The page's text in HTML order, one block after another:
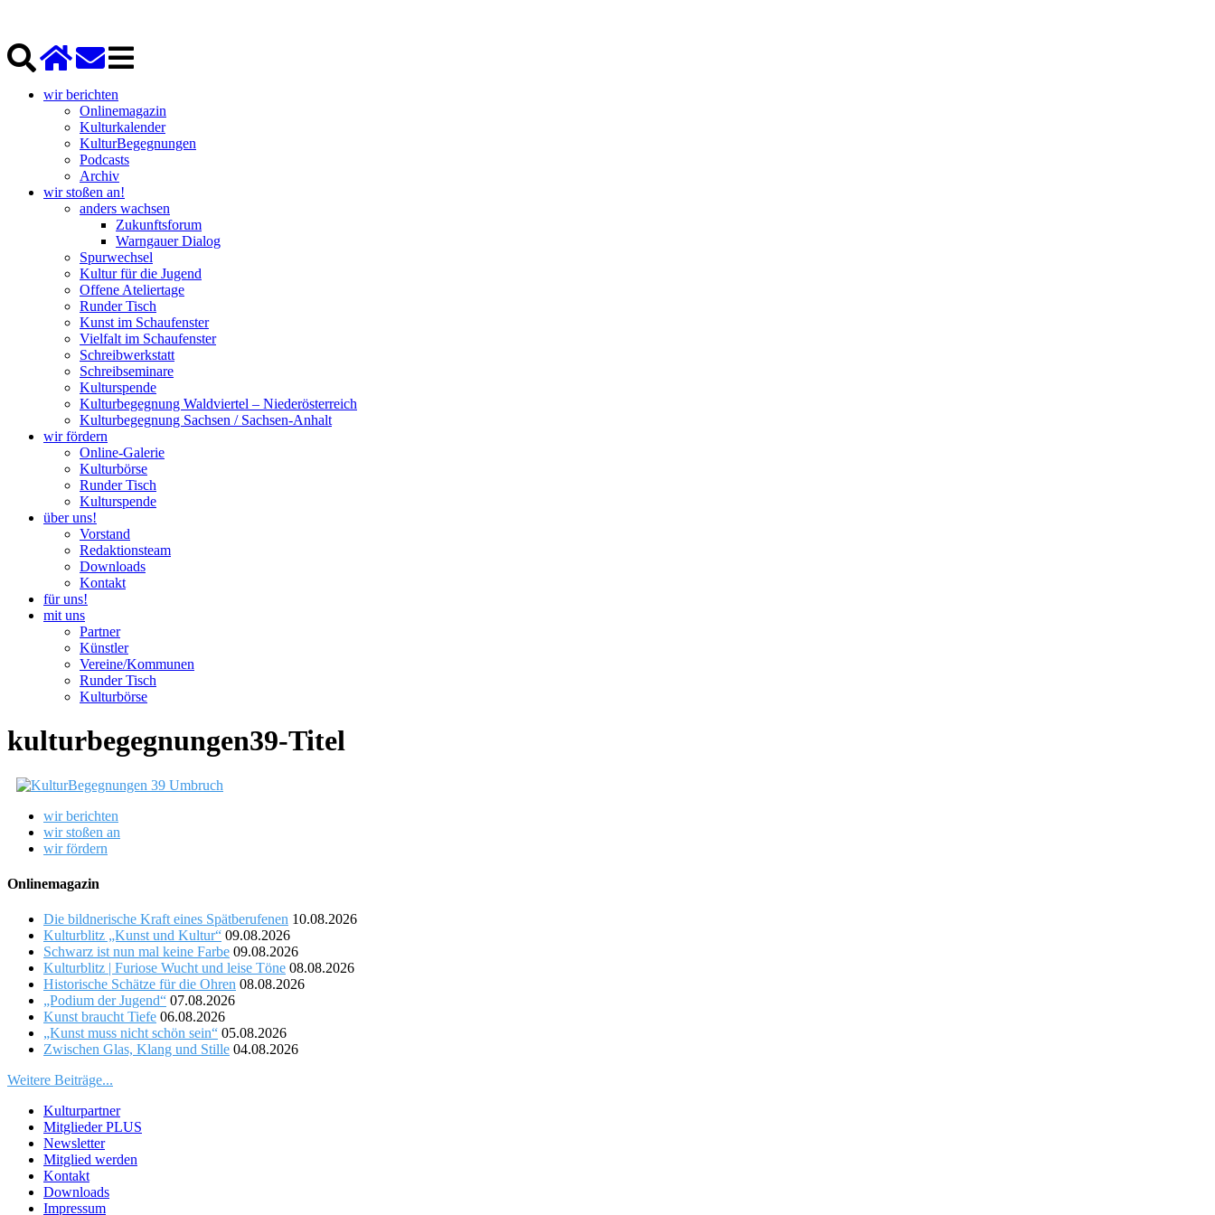
wir berichten
Onlinemagazin
Kulturkalender
KulturBegegnungen
Podcasts
Archiv
wir stoßen an!
anders wachsen
Zukunftsforum
Warngauer Dialog
Spurwechsel
Kultur für die Jugend
Offene Ateliertage
Runder Tisch
Kunst im Schaufenster
Vielfalt im Schaufenster
Schreibwerkstatt
Schreibseminare
Kulturspende
Kulturbegegnung Waldviertel – Niederösterreich
Kulturbegegnung Sachsen / Sachsen-Anhalt
wir fördern
Online-Galerie
Kulturbörse
Runder Tisch
Kulturspende
über uns!
Vorstand
Redaktionsteam
Downloads
Kontakt
für uns!
mit uns
Partner
Künstler
Vereine/Kommunen
Runder Tisch
Kulturbörse
kulturbegegnungen39-Titel
wir berichten
wir stoßen an
wir fördern
Onlinemagazin
Die bildnerische Kraft eines Spätberufenen 10.08.2026
Kulturblitz „Kunst und Kultur“ 09.08.2026
Schwarz ist nun mal keine Farbe 09.08.2026
Kulturblitz | Furiose Wucht und leise Töne 08.08.2026
Historische Schätze für die Ohren 08.08.2026
„Podium der Jugend“ 07.08.2026
Kunst braucht Tiefe 06.08.2026
„Kunst muss nicht schön sein“ 05.08.2026
Zwischen Glas, Klang und Stille 04.08.2026
Weitere Beiträge...
Kulturpartner
Mitglieder PLUS
Newsletter
Mitglied werden
Kontakt
Downloads
Impressum